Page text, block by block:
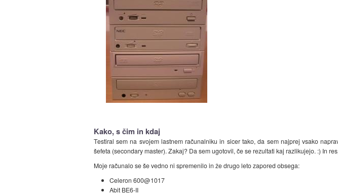
Kako, s čim in kdaj
Testiral sem na svojem lastnem računalniku in sicer tako, da sem najprej vsako
šefeta (secondary master). Zakaj? Da sem ugotovil, če se rezultati kaj razlikujejo. :) In
Moje računalo se še vedno ni spremenilo in že drugo leto zapored obsega:
Celeron 600@1017
Abit BE6-II